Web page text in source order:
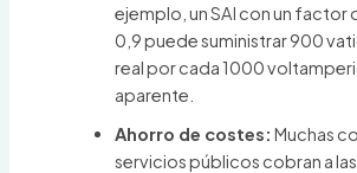
ejemplo, un SAI con un factor
0,9 puede suministrar 900
real por cada 1000
aparente.
Ahorro de costes: Muchas
servicios públicos cobran a